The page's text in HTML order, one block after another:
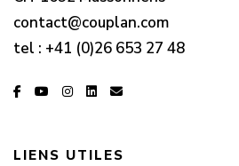
contact@couplan.com
tel : +41 (0)26 653 27 48
LIENS UTILES